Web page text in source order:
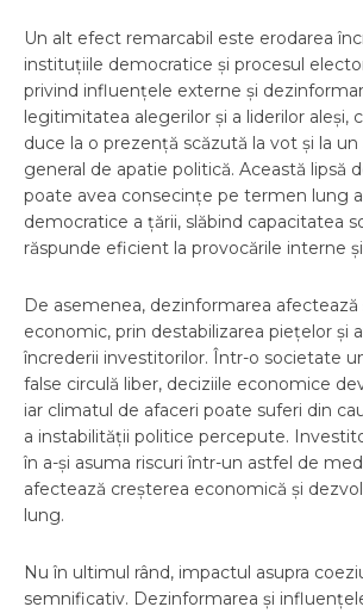
Un alt efect remarcabil este erodarea
instituțiile democratice și procesul
privind influențele externe și
legitimitatea alegerilor și a liderilor aleși,
duce la o prezență scăzută la vot și la
general de apatie politică. Această lipsă
poate avea consecințe pe termen lung
democratice a țării, slăbind capacitatea
răspunde eficient la provocările interne
De asemenea, dezinformarea afectează
economic, prin destabilizarea piețelor și
încrederii investitorilor. Într-o societate
false circulă liber, deciziile economice
iar climatul de afaceri poate suferi din
a instabilității politice percepute.
în a-și asuma riscuri într-un astfel de
afectează creșterea economică și
lung.
Nu în ultimul rând, impactul asupra
semnificativ. Dezinformarea și